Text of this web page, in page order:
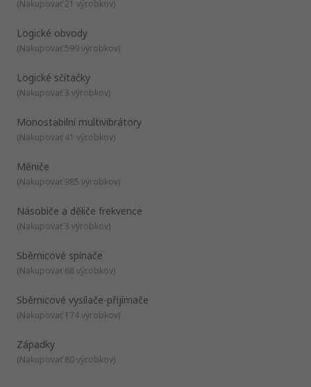
(Nakupovať 21 výrobkov)
Logické obvody
(Nakupovať 599 výrobkov)
Logické sčítačky
(Nakupovať 3 výrobkov)
Monostabilní multivibrátory
(Nakupovať 41 výrobkov)
Měniče
(Nakupovať 985 výrobkov)
Násobiče a děliče frekvence
(Nakupovať 3 výrobkov)
Sběrnicové spínače
(Nakupovať 68 výrobkov)
Sběrnicové vysílače-přijímače
(Nakupovať 174 výrobkov)
Západky
(Nakupovať 80 výrobkov)